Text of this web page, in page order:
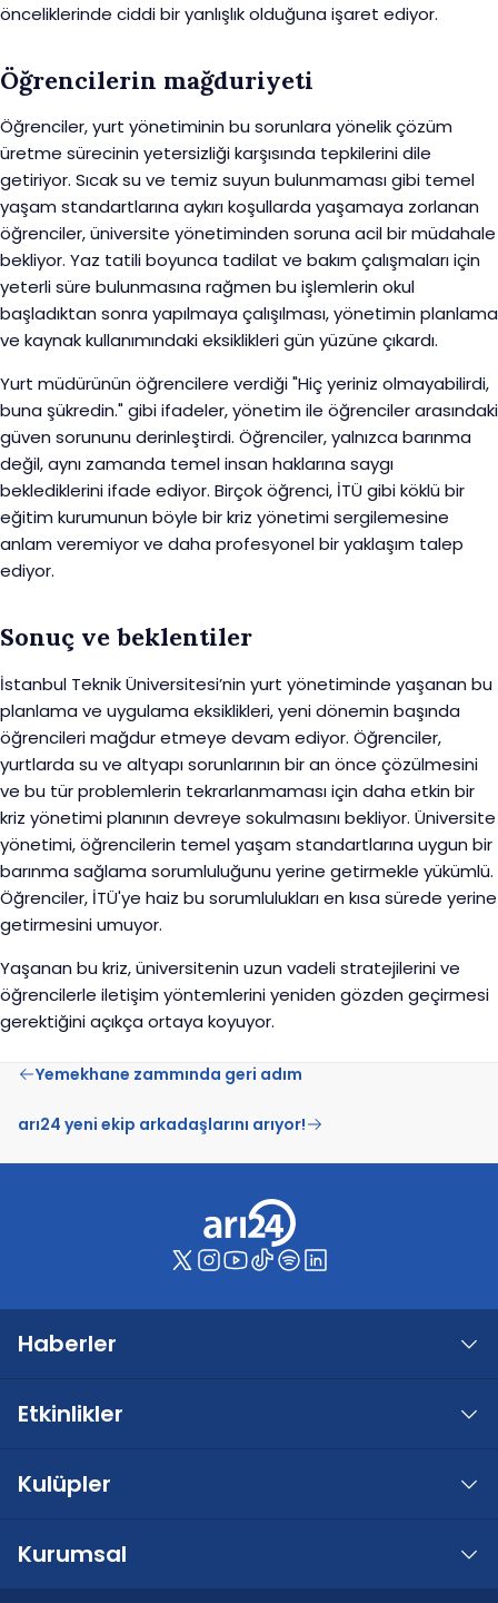
önceliklerinde ciddi bir yanlışlık olduğuna işaret ediyor.
Öğrencilerin mağduriyeti
Öğrenciler, yurt yönetiminin bu sorunlara yönelik çözüm
üretme sürecinin yetersizliği karşısında tepkilerini dile
getiriyor. Sıcak su ve temiz suyun bulunmaması gibi temel
yaşam standartlarına aykırı koşullarda yaşamaya zorlanan
öğrenciler, üniversite yönetiminden soruna acil bir müdahale
bekliyor. Yaz tatili boyunca tadilat ve bakım çalışmaları için
yeterli süre bulunmasına rağmen bu işlemlerin okul
başladıktan sonra yapılmaya çalışılması, yönetimin planlama
ve kaynak kullanımındaki eksiklikleri gün yüzüne çıkardı.
Yurt müdürünün öğrencilere verdiği "Hiç yeriniz olmayabilirdi,
buna şükredin." gibi ifadeler, yönetim ile öğrenciler arasındaki
güven sorununu derinleştirdi. Öğrenciler, yalnızca barınma
değil, aynı zamanda temel insan haklarına saygı
beklediklerini ifade ediyor. Birçok öğrenci, İTÜ gibi köklü bir
eğitim kurumunun böyle bir kriz yönetimi sergilemesine
anlam veremiyor ve daha profesyonel bir yaklaşım talep
ediyor.
Sonuç ve beklentiler
İstanbul Teknik Üniversitesi’nin yurt yönetiminde yaşanan bu
planlama ve uygulama eksiklikleri, yeni dönemin başında
öğrencileri mağdur etmeye devam ediyor. Öğrenciler,
yurtlarda su ve altyapı sorunlarının bir an önce çözülmesini
ve bu tür problemlerin tekrarlanmaması için daha etkin bir
kriz yönetimi planının devreye sokulmasını bekliyor. Üniversite
yönetimi, öğrencilerin temel yaşam standartlarına uygun bir
barınma sağlama sorumluluğunu yerine getirmekle yükümlü.
Öğrenciler, İTÜ'ye haiz bu sorumlulukları en kısa sürede yerine
getirmesini umuyor.
Yaşanan bu kriz, üniversitenin uzun vadeli stratejilerini ve
öğrencilerle iletişim yöntemlerini yeniden gözden geçirmesi
gerektiğini açıkça ortaya koyuyor.
Yemekhane zammında geri adım
arı24 yeni ekip arkadaşlarını arıyor!
Haberler
Etkinlikler
Kulüpler
Kurumsal